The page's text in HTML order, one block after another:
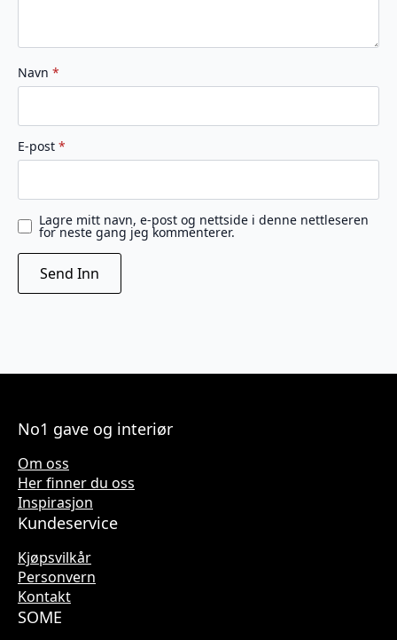
Navn *
E-post *
Lagre mitt navn, e-post og nettside i denne nettleseren
for neste gang jeg kommenterer.
No1 gave og interiør
Om oss
Her finner du oss
Inspirasjon
Kundeservice
Kjøpsvilkår
Personvern
Kontakt
SOME